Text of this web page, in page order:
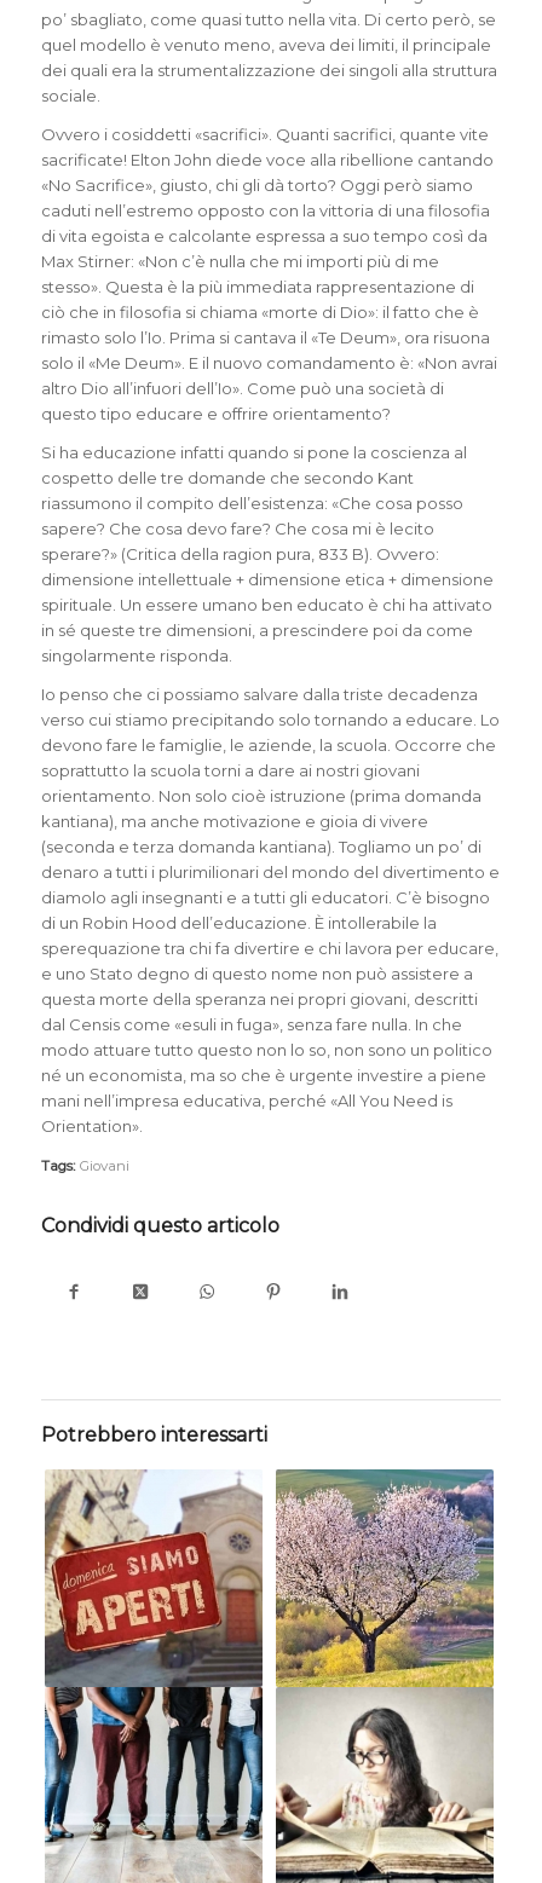
po’ sbagliato, come quasi tutto nella vita. Di certo però, se
quel modello è venuto meno, aveva dei limiti, il principale
dei quali era la strumentalizzazione dei singoli alla struttura
sociale.
Ovvero i cosiddetti «sacrifici». Quanti sacrifici, quante vite
sacrificate! Elton John diede voce alla ribellione cantando
«No Sacrifice», giusto, chi gli dà torto? Oggi però siamo
caduti nell’estremo opposto con la vittoria di una filosofia
di vita egoista e calcolante espressa a suo tempo così da
Max Stirner: «Non c’è nulla che mi importi più di me
stesso». Questa è la più immediata rappresentazione di
ciò che in filosofia si chiama «morte di Dio»: il fatto che è
rimasto solo l’Io. Prima si cantava il «Te Deum», ora risuona
solo il «Me Deum». E il nuovo comandamento è: «Non avrai
altro Dio all’infuori dell’Io». Come può una società di
questo tipo educare e offrire orientamento?
Si ha educazione infatti quando si pone la coscienza al
cospetto delle tre domande che secondo Kant
riassumono il compito dell’esistenza: «Che cosa posso
sapere? Che cosa devo fare? Che cosa mi è lecito
sperare?» (Critica della ragion pura, 833 B). Ovvero:
dimensione intellettuale + dimensione etica + dimensione
spirituale. Un essere umano ben educato è chi ha attivato
in sé queste tre dimensioni, a prescindere poi da come
singolarmente risponda.
Io penso che ci possiamo salvare dalla triste decadenza
verso cui stiamo precipitando solo tornando a educare. Lo
devono fare le famiglie, le aziende, la scuola. Occorre che
soprattutto la scuola torni a dare ai nostri giovani
orientamento. Non solo cioè istruzione (prima domanda
kantiana), ma anche motivazione e gioia di vivere
(seconda e terza domanda kantiana). Togliamo un po’ di
denaro a tutti i plurimilionari del mondo del divertimento e
diamolo agli insegnanti e a tutti gli educatori. C’è bisogno
di un Robin Hood dell’educazione. È intollerabile la
sperequazione tra chi fa divertire e chi lavora per educare,
e uno Stato degno di questo nome non può assistere a
questa morte della speranza nei propri giovani, descritti
dal Censis come «esuli in fuga», senza fare nulla. In che
modo attuare tutto questo non lo so, non sono un politico
né un economista, ma so che è urgente investire a piene
mani nell’impresa educativa, perché «All You Need is
Orientation».
Tags: Giovani
Condividi questo articolo
Potrebbero interessarti